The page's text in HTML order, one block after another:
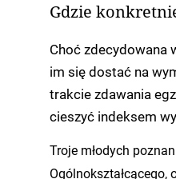
Gdzie
Choć zdecydowana
im się dostać na
trakcie zdawania
cieszyć indeksem
Troje młodych
Ogólnokształcącego,